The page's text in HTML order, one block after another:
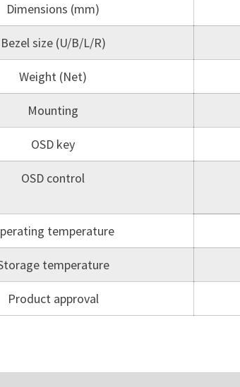
Dimensions (mm)
Bezel size (U/B/L/R)
Weight (Net)
Mounting
OSD key
OSD control
temperature
temperature
Product approval